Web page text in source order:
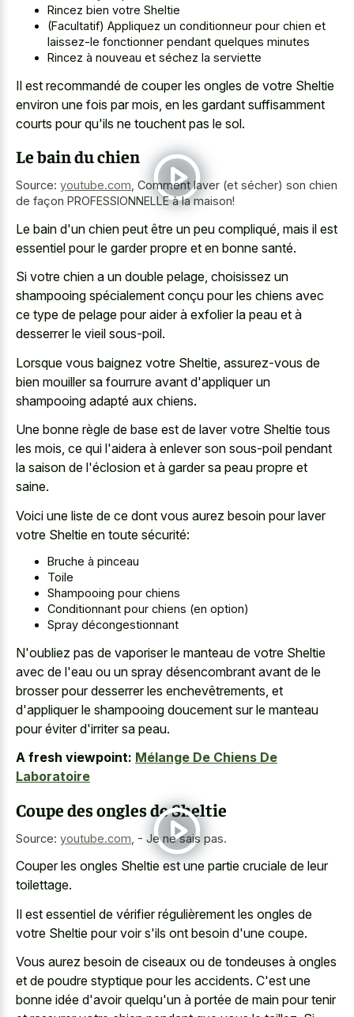
Rincez bien votre Sheltie
(Facultatif) Appliquez un conditionneur pour chien et
laissez-le fonctionner pendant quelques minutes
Rincez à nouveau et séchez la serviette
Il est recommandé de couper les ongles de votre Sheltie
environ une fois par mois, en les gardant suffisamment
courts pour qu'ils ne touchent pas le sol.
Le bain du chien
Source: youtube.com Comment laver (et sécher) son chien
de façon PROFESSIONNELLE à la maison!
Le bain d'un chien peut être un peu compliqué, mais il est
essentiel pour le garder propre et en bonne santé.
Si votre chien a un double pelage, choisissez un
shampooing spécialement conçu pour les chiens avec
ce type de pelage pour aider à exfolier la peau et à
desserrer le vieil sous-poil.
Lorsque vous baignez votre Sheltie, assurez-vous de
bien mouiller sa fourrure avant d'appliquer un
shampooing adapté aux chiens.
Une bonne règle de base est de laver votre Sheltie tous
les mois, ce qui l'aidera à enlever son sous-poil pendant
la saison de l'éclosion et à garder sa peau propre et
saine.
Voici une liste de ce dont vous aurez besoin pour laver
votre Sheltie en toute sécurité:
Bruche à pinceau
Toile
Shampooing pour chiens
Conditionnant pour chiens (en option)
Spray décongestionnant
N'oubliez pas de vaporiser le manteau de votre Sheltie
avec de l'eau ou un spray désencombrant avant de le
brosser pour desserrer les enchevêtrements, et
d'appliquer le shampooing doucement sur le manteau
pour éviter d'irriter sa peau.
A fresh viewpoint: Mélange De Chiens De
Laboratoire
Coupe des ongles de Sheltie
Source: youtube.com - Je ne sais pas.
Couper les ongles Sheltie est une partie cruciale de leur
toilettage.
Il est essentiel de vérifier régulièrement les ongles de
votre Sheltie pour voir s'ils ont besoin d'une coupe.
Vous aurez besoin de ciseaux ou de tondeuses à ongles
et de poudre styptique pour les accidents. C'est une
bonne idée d'avoir quelqu'un à portée de main pour tenir